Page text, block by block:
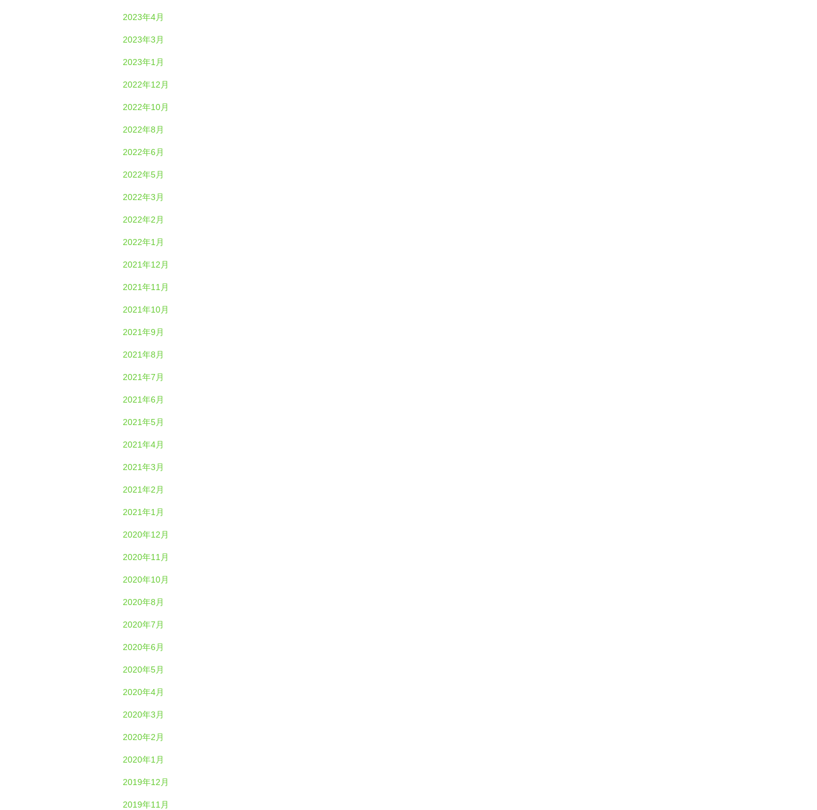
2023年4月
2023年3月
2023年1月
2022年12月
2022年10月
2022年8月
2022年6月
2022年5月
2022年3月
2022年2月
2022年1月
2021年12月
2021年11月
2021年10月
2021年9月
2021年8月
2021年7月
2021年6月
2021年5月
2021年4月
2021年3月
2021年2月
2021年1月
2020年12月
2020年11月
2020年10月
2020年8月
2020年7月
2020年6月
2020年5月
2020年4月
2020年3月
2020年2月
2020年1月
2019年12月
2019年11月